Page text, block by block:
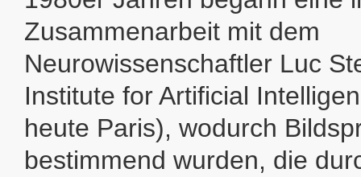
Zusammenarbeit mit dem
Neurowissenschaftler Luc
Institute for Artificial
heute Paris), wodurch
bestimmend wurden, die